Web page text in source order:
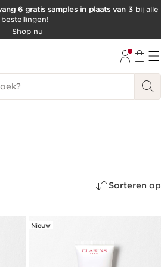
6 gratis samples in plaats van 3 bij alle
bestellingen!
Shop nu
Sorteren op
Nieuw